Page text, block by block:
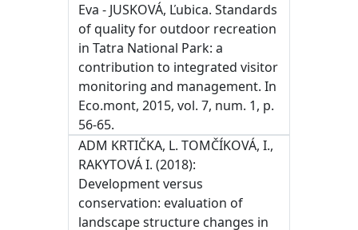
Eva - JUSKOVÁ, Ľubica. Standards
of quality for outdoor recreation
in Tatra National Park: a
contribution to integrated visitor
monitoring and management. In
Eco.mont, 2015, vol. 7, num. 1, p.
56-65.
ADM KRTIČKA, L. TOMČÍKOVÁ, I.,
RAKYTOVÁ I. (2018):
Development versus
conservation: evaluation of
landscape structure changes in